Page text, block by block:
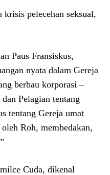
pelecehan seksual,
Paus Fransiskus,
nyata dalam Gereja
berbau korporasi –
Pelagian tentang
tentang Gereja umat
Roh, membedakan,
Cuda, dikenal